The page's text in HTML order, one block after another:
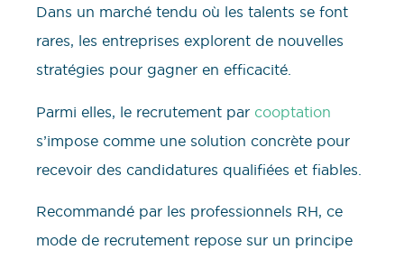
Dans un marché tendu où les talents se font
rares, les entreprises explorent de nouvelles
stratégies pour gagner en efficacité.
Parmi elles, le recrutement par cooptation
s’impose comme une solution concrète pour
recevoir des candidatures qualifiées et fiables.
Recommandé par les professionnels RH, ce
mode de recrutement repose sur un principe